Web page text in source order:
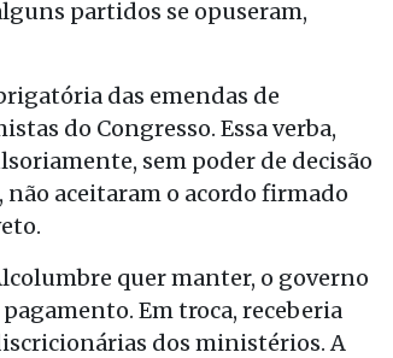
partidos se opuseram,
das emendas de
do Congresso. Essa verba,
sem poder de decisão
aceitaram o acordo firmado
quer manter, o governo
Em troca, receberia
dos ministérios. A